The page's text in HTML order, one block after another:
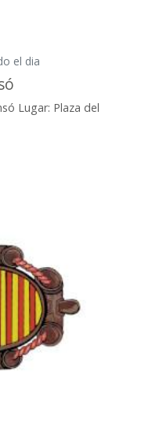
el dia
Lugar: Plaza del